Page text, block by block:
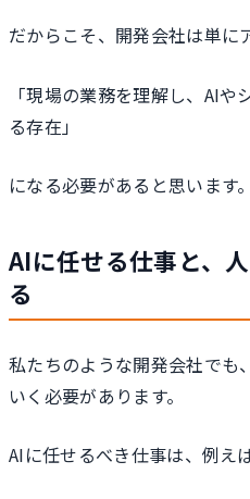
だからこそ、開発会社は単に
「現場の業務を理解し、AI
る存在」
になる必要があると思います。
AIに任せる仕事と、
る
私たちのような開発会社でも
いく必要があります。
AIに任せるべき仕事は、例え